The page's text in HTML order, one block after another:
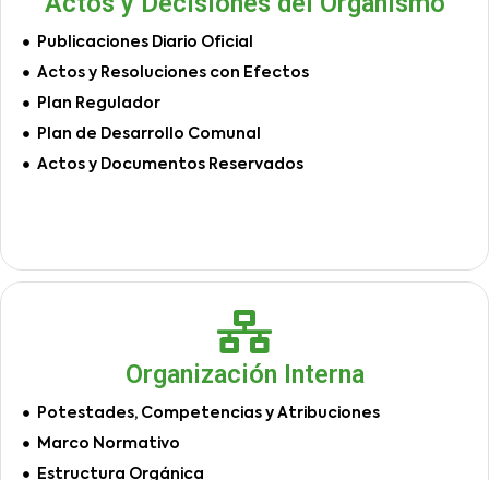
Publicaciones Diario Oficial
Actos y Resoluciones con Efectos
Plan Regulador
Plan de Desarrollo Comunal
Actos y Documentos Reservados
Organización Interna
Potestades, Competencias y Atribuciones
Marco Normativo
Estructura Orgánica